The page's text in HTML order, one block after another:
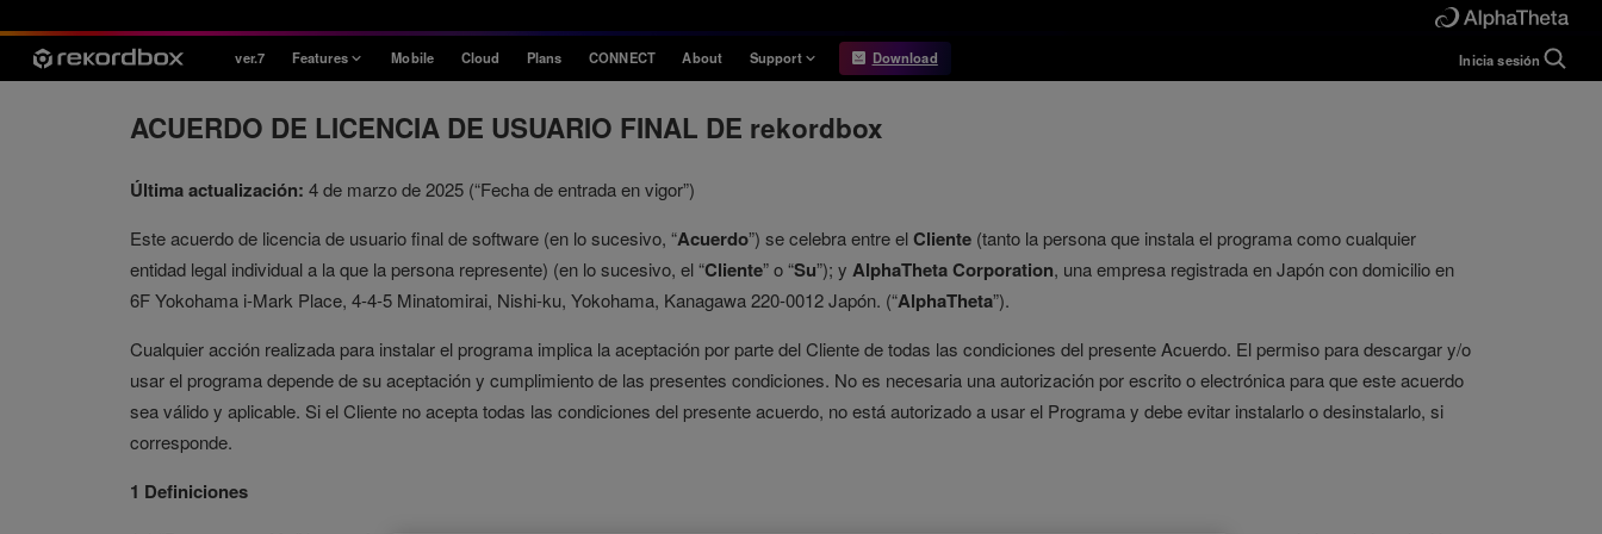
ver.7 Features
Style
Open Format
Professional
Mobile Cloud Plans CONNECT About Support
Hardware Diagrams
USB Export
System
Requirements
rekordbox for
Developers
Forum
Download Inicia sesión
ACUERDO DE LICENCIA DE USUARIO FINAL DE rekordbox
Última actualización: 4 de marzo de 2025 (“Fecha de entrada en vigor”)
Este acuerdo de licencia de usuario final de software (en lo sucesivo, “Acuerdo”) se celebra entre elCliente (tanto la persona que instala el programa como cualquier
entidad legal individual a la que la persona represente) (en lo sucesivo, el “Cliente” o “Su”); y AlphaTheta Corporation, una empresa registrada en Japón con domicilio en
6F Yokohama i-Mark Place, 4-4-5 Minatomirai, Nishi-ku, Yokohama, Kanagawa 220-0012 Japón. (“AlphaTheta”).
Cualquier acción realizada para instalar el programa implica la aceptación por parte del Cliente de todas las condiciones del presente Acuerdo. El permiso para descargar y/o
usar el programa depende de su aceptación y cumplimiento de las presentes condiciones. No es necesaria una autorización por escrito o electrónica para que este acuerdo
sea válido y aplicable. Si el Cliente no acepta todas las condiciones del presente acuerdo, no está autorizado a usar el Programa y debe evitar instalarlo o desinstalarlo, si
corresponde.
1 Definiciones